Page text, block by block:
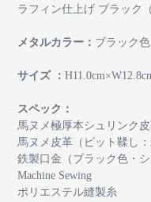
ラフィン仕上げ ブラック
メタルカラー： ブラック
サイズ ：
スペック：
馬ヌメ極厚本シュリンク
馬ヌメ皮革（ピット鞣し：
鉄製口金（ブラック色・
Machine Sewing
ポリエステル縫製糸